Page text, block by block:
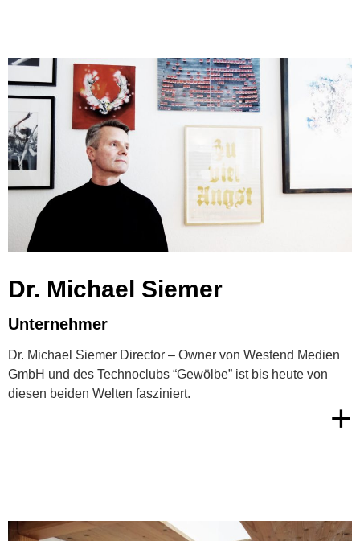
Dr. Michael Siemer
Unternehmer
Dr. Michael Siemer Director – Owner von Westend Medien
GmbH und des Technoclubs “Gewölbe” ist bis heute von
diesen beiden Welten fasziniert.
+